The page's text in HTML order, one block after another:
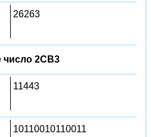
26263
число 2CB3
11443
10110010110011